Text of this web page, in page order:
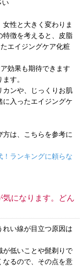
い
性と大きく変わりま
特徴を考えると、皮脂
エイジングケア化粧
効果も期待できます
す。
カンや、じっくりお肌
に入ったエイジングケ
方は、こちらを参考に
！ランキングに頼らな
気になります。どん
れい線が目立つ原因は
が低いことや髭剃りで
なるので、その点を意